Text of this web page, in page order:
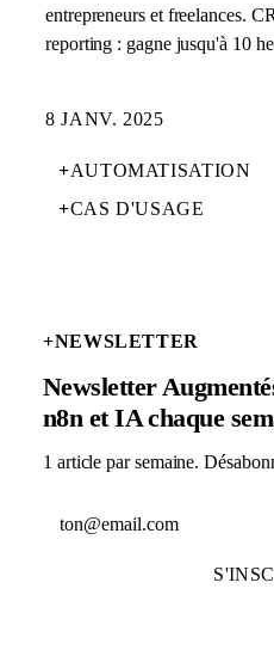
entrepreneurs et freelances.
reporting : gagne jusqu'à 10
8 JANV. 2025
+AUTOMATISATION
+CAS D'USAGE
+NEWSLETTER
Newsletter
n8n et IA chaque
1 article par semaine.